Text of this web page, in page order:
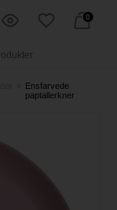
0
Ensfarvede
paptallerkner